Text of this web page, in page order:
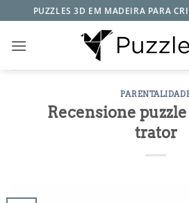
to
content
PUZZLES 3D EM MADEIRA PARA
Recensione
trator